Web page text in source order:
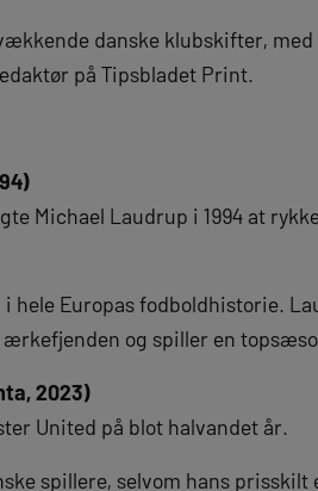
danske klubskifter,
på Tipsbladet Print.
Michael Laudrup i 1994 at
hele Europas fodboldhistorie.
ærkefjenden og spiller en
2023)
United på blot halvandet år.
spillere, selvom hans prisskilt